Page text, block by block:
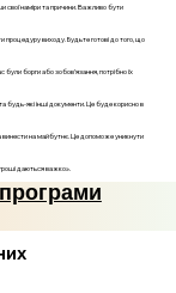
свої наміри та причини. Важливо бути
процедуру виходу. Будьте готові до того, що
були борги або зобов’язання, потрібно їх
будь-які інші документи. Це буде корисно в
винести на майбутнє. Це допоможе уникнути
даються важко».